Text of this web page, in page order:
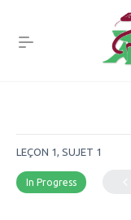
LEÇON 1, SUJET 1
In Progress